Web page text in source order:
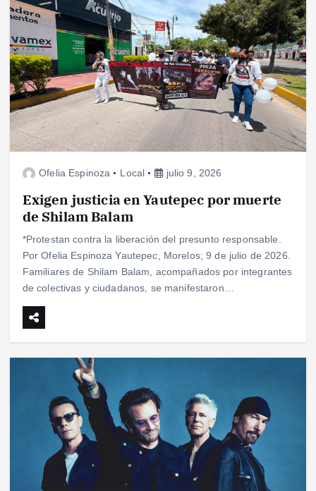
Ofelia Espinoza Local julio 9, 2026
Exigen justicia en Yautepec por muerte
de Shilam Balam
*Protestan contra la liberación del presunto responsable.
Por Ofelia Espinoza Yautepec, Morelos; 9 de julio de 2026.
Familiares de Shilam Balam, acompañados por integrantes
de colectivas y ciudadanos, se manifestaron…